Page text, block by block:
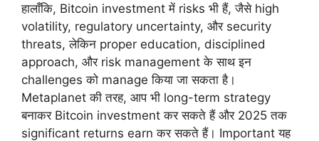
हालाँकि, Bitcoin investment में risks भी हैं, जैसे high
volatility, regulatory uncertainty, और security
threats, लेकिन proper education, disciplined
approach, और risk management के साथ इन
challenges को manage किया जा सकता है।
Metaplanet की तरह, आप भी long-term strategy
बनाकर Bitcoin investment कर सकते हैं और 2025 तक
significant returns earn कर सकते हैं। Important यह